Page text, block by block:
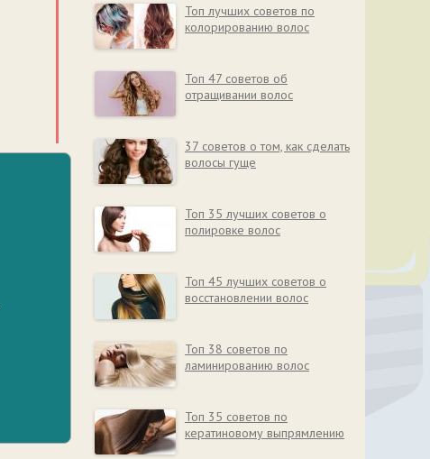
Топ лучших советов по
колорированию волос
Топ 47 советов об
отращивании волос
37 советов о том, как сделать
волосы гуще
Топ 35 лучших советов о
полировке волос
Топ 45 лучших советов о
восстановлении волос
Топ 38 советов по
ламинированию волос
Топ 35 советов по
кератиновому выпрямлению